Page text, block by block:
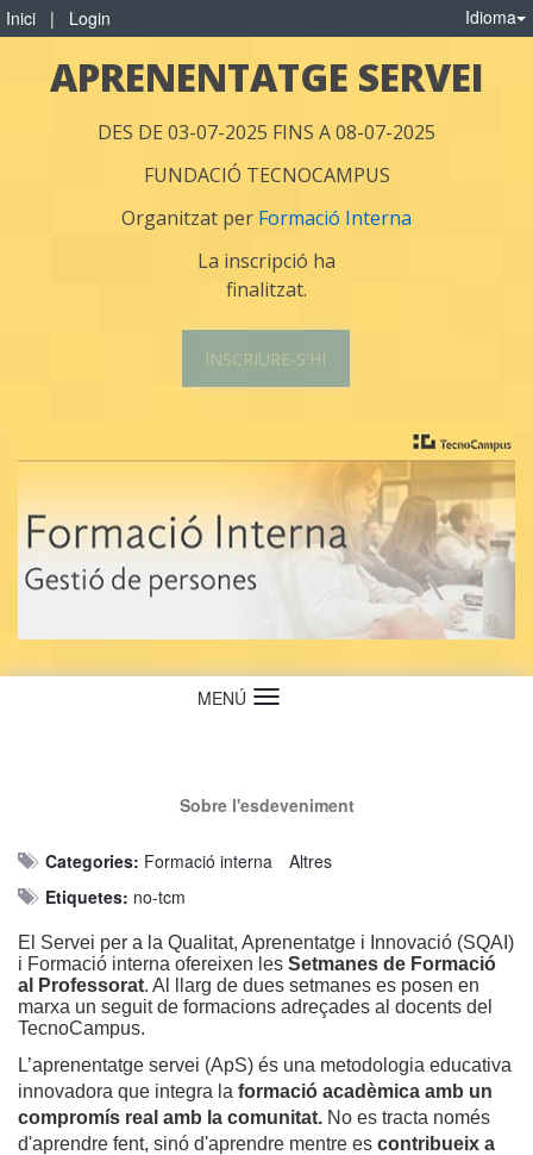
Inici | Login Idioma
APRENENTATGE SERVEI
DES DE 03-07-2025 FINS A 08-07-2025
FUNDACIÓ TECNOCAMPUS
Organitzat per Formació Interna
La inscripció ha
finalitzat.
INSCRIURE-S'HI
MENÚ Idioma
Sobre l'esdeveniment
Categories: Formació interna
Altres
Etiquetes: no-tcm
El Servei per a la Qualitat, Aprenentatge i Innovació (SQAI)
i Formació interna ofereixen les Setmanes de Formació
al Professorat. Al llarg de dues setmanes es posen en
marxa un seguit de formacions adreçades al docents del
TecnoCampus.
L’aprenentatge servei (ApS) és una metodologia educativa
innovadora que integra la formació acadèmica amb un
compromís real amb la comunitat. No es tracta només
d'aprendre fent, sinó d'aprendre mentre es contribueix a